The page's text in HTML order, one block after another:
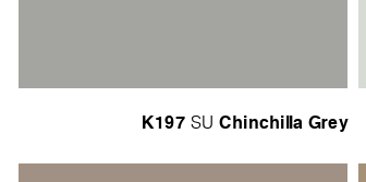
K197 SU Chinchilla Grey